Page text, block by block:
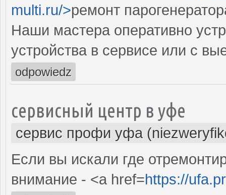
multi.ru/>ремонт
Наши мастера оперативно
устройства в сервисе или с
odpowiedz
сервисный центр в уфе
сервис профи уфа
Если вы искали где
внимание - <a href=https://